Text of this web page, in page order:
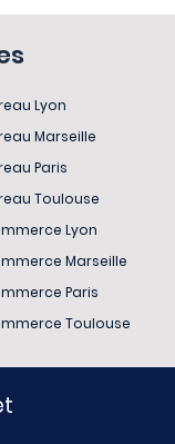
Lyon
Marseille
Paris
Toulouse
Lyon
Marseille
Paris
Toulouse